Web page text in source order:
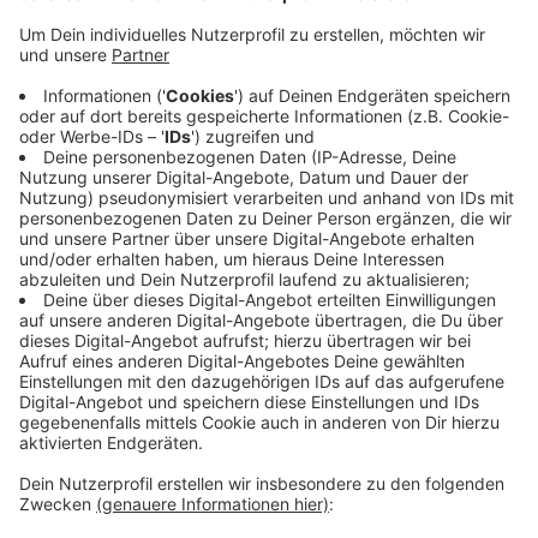
Dort wird unter anderem eine Verkehrsinsel gebaut,
damit Fußgänger sicherer über die vielbefahrene
Straße kommen. Der Verkehr wird während der
Bauarbeiten einspurig an der Baustelle vorbeigeführt
und mit einer Baustellenampel geregelt. Autofahrer
sollten sich auf Verkehrsbehinderungen einstellen und
für Radfahrer wird eine Umleitung eingerichtet. Aus
Richtung Schloss Rheydt können Radfahrer aber
problemlos durch die Baustelle fahren. Die
Bauarbeiten sollen voraussichtlich bis Anfang Oktober
dauern.
Anzeige